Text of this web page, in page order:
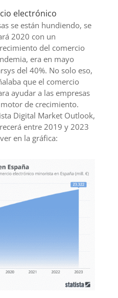
electrónico
se están hundiendo, se
2020 con un
del comercio
era en mayo
del 40%. No solo eso,
que el comercio
ayudar a las empresas
de crecimiento.
Digital Market Outlook,
entre 2019 y 2023
en la gráfica: